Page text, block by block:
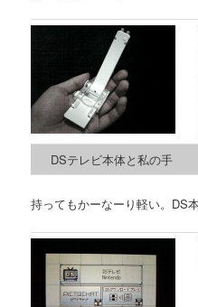
DSテレビ本体と私の手
持ってもかーなーり軽い。DS